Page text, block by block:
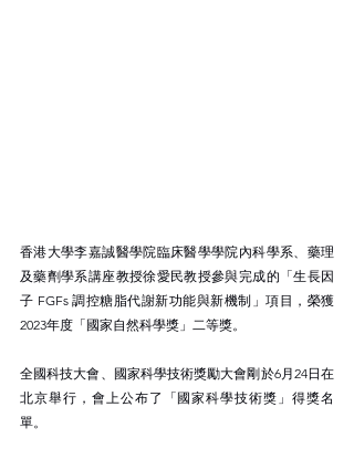
香港大學李嘉誠醫學院臨床醫學學院內科學系、藥理
及藥劑學系講座教授徐愛民教授參與完成的「生長因
子 FGFs 調控糖脂代謝新功能與新機制」項目，榮獲
2023年度「國家自然科學獎」二等獎。
全國科技大會、國家科學技術獎勵大會剛於6月24日在
北京舉行，會上公布了「國家科學技術獎」得獎名
單。